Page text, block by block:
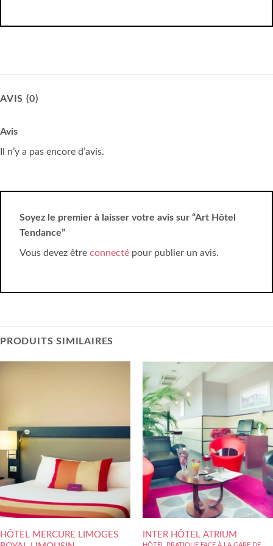
AVIS (0)
Avis
Il n’y a pas encore d’avis.
Soyez le premier à laisser votre avis sur “Art Hôtel
Tendance”
Vous devez être connecté pour publier un avis.
PRODUITS SIMILAIRES
HÔTEL MERCURE LIMOGES
INTER HÔTEL ATRIUM